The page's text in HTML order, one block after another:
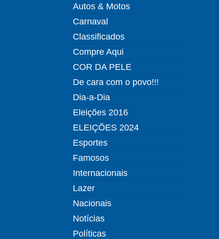
Autos & Motos
Carnaval
Classificados
Compre Aqui
COR DA PELE
De cara com o povo!!!
Dia-a-Dia
Eleições 2016
ELEIÇÕES 2024
Esportes
Famosos
Internacionais
Lazer
Nacionais
Notícias
Políticas